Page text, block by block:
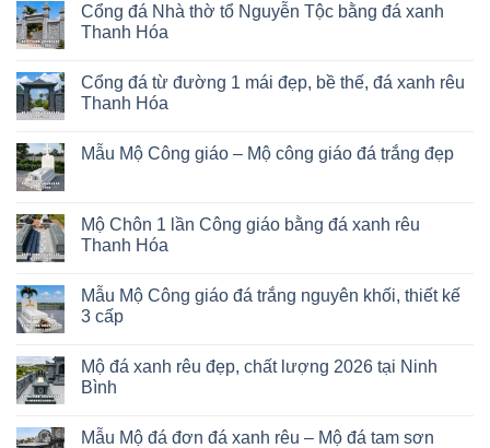
Cổng đá Nhà thờ tổ Nguyễn Tộc bằng đá xanh
Thanh Hóa
Cổng đá từ đường 1 mái đẹp, bề thế, đá xanh rêu
Thanh Hóa
Mẫu Mộ Công giáo – Mộ công giáo đá trắng đẹp
Mộ Chôn 1 lần Công giáo bằng đá xanh rêu
Thanh Hóa
Mẫu Mộ Công giáo đá trắng nguyên khối, thiết kế
3 cấp
Mộ đá xanh rêu đẹp, chất lượng 2026 tại Ninh
Bình
Mẫu Mộ đá đơn đá xanh rêu – Mộ đá tam sơn